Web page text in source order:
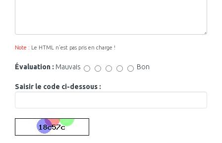
Note : Le HTML n’est pas pris en charge !
Évaluation : Mauvais Bon
Saisir le code ci-dessous :